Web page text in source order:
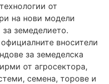
от
на нови модели
земеделието.
вносители
за земеделска
от агросектора,
семена, торове и